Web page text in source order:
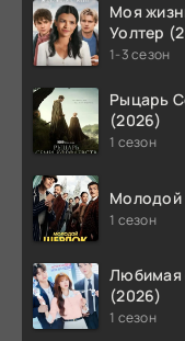
Моя
Уолтер
1-3 сезон
Рыцарь
(2026)
1 сезон
Молодой
1 сезон
Любимая
(2026)
1 сезон